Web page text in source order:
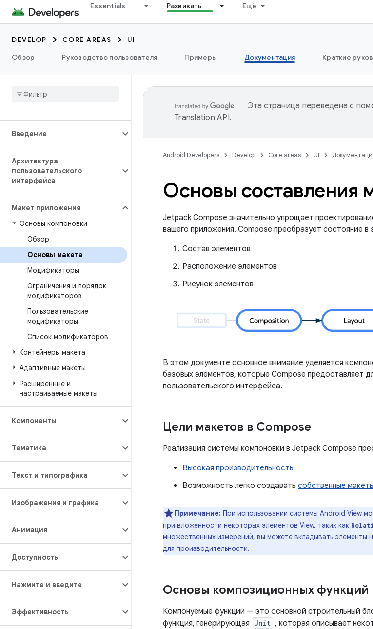
Essentials Развивать Ещё
DEVELOP CORE AREAS
UI
Обзор
Руководство пользователя Примеры Документация Краткие
Введение
Архитектура
пользовательского
интерфейса
Макет приложения
Основы компоновки
Обзор
Основы макета
Модификаторы
Ограничения и порядок
модификаторов
Пользовательские
модификаторы
Список модификаторов
Контейнеры макета
Адаптивные макеты
Расширенные и
настраиваемые макеты
Компоненты
Тематика
Текст и типографика
Изображения и графика
Анимация
Доступность
Нажмите и введите
Эффективность
Эта страница переведена с
Translation API.
Android Developers Develop Core areas UI
Основы составления
Jetpack Compose значительно упрощает
вашего приложения. Compose преобразует состояние
Состав элементов
Расположение элементов
Рисунок элементов
В этом документе основное внимание уделяется
базовых элементов, которые Compose предоставляет
пользовательского интерфейса.
Цели макетов в Compose
Реализация системы компоновки в Jetpack Compose
Высокая производительность
Возможность легко создавать собственные
Примечание: При использовании системы Android View
при вложенности некоторых элементов View, таких как
множественных измерений, вы можете вкладывать элементы
для производительности.
Основы композиционных функций
Компонуемые функции — это основной строительный
функция, генерирующая Unit , которая описывает